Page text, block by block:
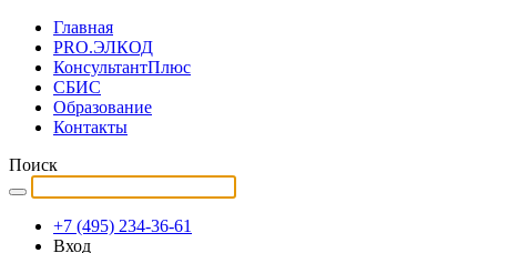
Главная
PRO.ЭЛКОД
КонсультантПлюс
СБИС
Образование
Контакты
Поиск
+7 (495) 234-36-61
Вход